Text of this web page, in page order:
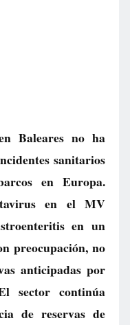
Baleares no ha
sanitarios
en Europa.
en el MV
en un
preocupación, no
anticipadas por
sector continúa
de reservas de